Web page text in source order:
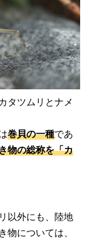
タツムリとナメ
巻貝の一種であ
物の総称を「カ
以外にも、陸地
物については、